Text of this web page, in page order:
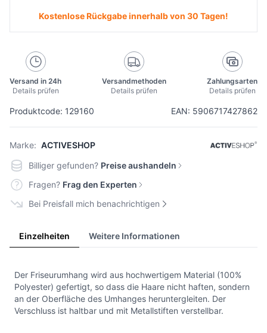
Produktcode: 129160 EAN: 5906717427862
Marke: ACTIVESHOP
Kostenlose Rückgabe innerhalb von 30 Tagen!
Versand in 24h
Details prüfen
Versandmethoden
Details prüfen
Zahlungsarten
Details prüfen
Billiger gefunden? Preise aushandeln
Fragen? Frag den Experten
Bei Preisfall mich benachrichtigen
Einzelheiten Weitere Informationen
Der Friseurumhang wird aus hochwertigem Material (100%
Polyester) gefertigt, so dass die Haare nicht haften, sondern
an der Oberfläche des Umhanges heruntergleiten. Der
Verschluss ist haltbar und mit Metallstiften verstellbar.